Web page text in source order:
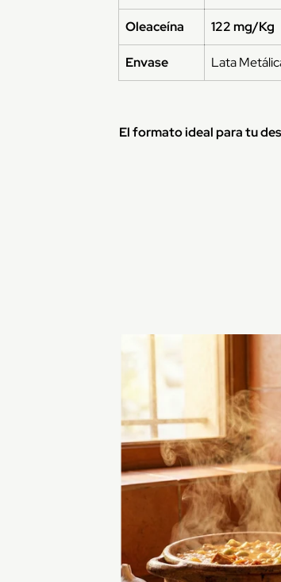
Oleaceína 122 mg/Kg
Envase Lata
El formato ideal para tu